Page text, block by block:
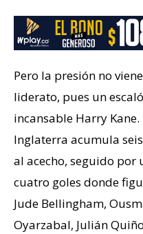
Pero la presión no
liderato, pues un
incansable Harry
Inglaterra acumula
al acecho, seguido por
cuatro goles donde
Jude Bellingham,
Oyarzabal, Julián